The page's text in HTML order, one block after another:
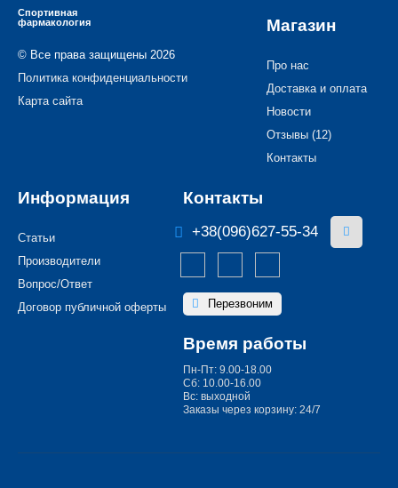
Спортивная
фармакология
© Все права защищены 2026
Политика конфиденциальности
Карта сайта
Магазин
Про нас
Доставка и оплата
Новости
Отзывы (12)
Контакты
Информация
Статьи
Производители
Вопрос/Ответ
Договор публичной оферты
Контакты
+38(096)627-55-34
Перезвоним
Время работы
Пн-Пт: 9.00-18.00
Сб: 10.00-16.00
Вс: выходной
Заказы через корзину: 24/7